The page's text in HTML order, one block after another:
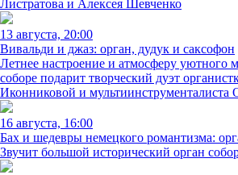
Листратова и Алексея Шевченко
13 августа, 20:00
Вивальди и джаз: орган, дудук и саксофон
Летнее настроение и атмосферу уютного
соборе подарит творческий дуэт
Иконниковой и мультиинструменталиста
16 августа, 16:00
Бах и шедевры немецкого романтизма:
Звучит большой исторический орган